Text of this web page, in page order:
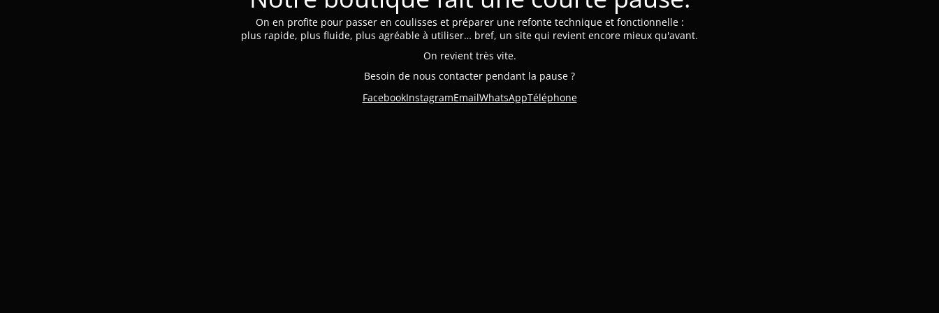
On en profite pour passer en coulisses et préparer une refonte technique et fonctionnelle :
plus rapide, plus fluide, plus agréable à utiliser… bref, un site qui revient encore mieux qu'avant.
On revient très vite.
Besoin de nous contacter pendant la pause ?
FacebookInstagramEmailWhatsAppTéléphone